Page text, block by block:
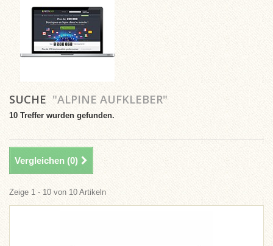
SUCHE "ALPINE AUFKLEBER"
10 Treffer wurden gefunden.
Vergleichen (0)
Zeige 1 - 10 von 10 Artikeln